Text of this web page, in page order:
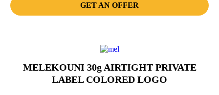
GET AN OFFER
MELEKOUNI 30g AIRTIGHT PRIVATE
LABEL COLORED LOGO